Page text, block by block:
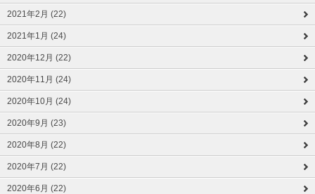
2021年2月 (22)
2021年1月 (24)
2020年12月 (22)
2020年11月 (24)
2020年10月 (24)
2020年9月 (23)
2020年8月 (22)
2020年7月 (22)
2020年6月 (22)